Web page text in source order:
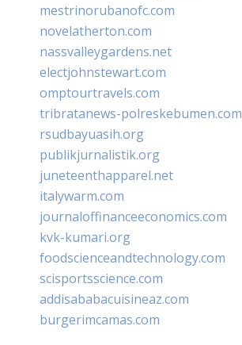
mestrinorubanofc.com
novelatherton.com
nassvalleygardens.net
electjohnstewart.com
omptourtravels.com
tribratanews-polreskebumen.com
rsudbayuasih.org
publikjurnalistik.org
juneteenthapparel.net
italywarm.com
journaloffinanceeconomics.com
kvk-kumari.org
foodscienceandtechnology.com
scisportsscience.com
addisababacuisineaz.com
burgerimcamas.com